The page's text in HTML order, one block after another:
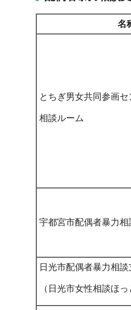
名
とちぎ男女共同参画セ
相談ルーム
宇都宮市配偶者暴力
日光市配偶者暴力相
（日光市女性相談ほっ